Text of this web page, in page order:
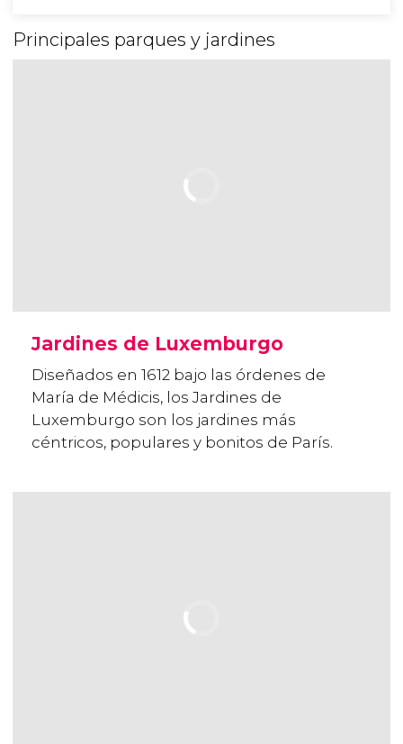
Principales parques y jardines
Jardines de Luxemburgo
Diseñados en 1612 bajo las órdenes de
María de Médicis, los Jardines de
Luxemburgo son los jardines más
céntricos, populares y bonitos de París.